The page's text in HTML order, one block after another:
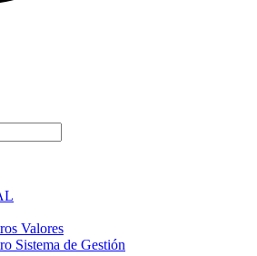
Valores
Sistema de Gestión